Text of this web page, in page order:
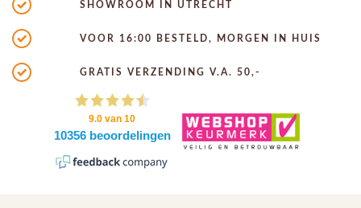
SHOWROOM IN UTRECHT
VOOR 16:00 BESTELD, MORGEN IN HUIS
GRATIS VERZENDING V.A. 50,-